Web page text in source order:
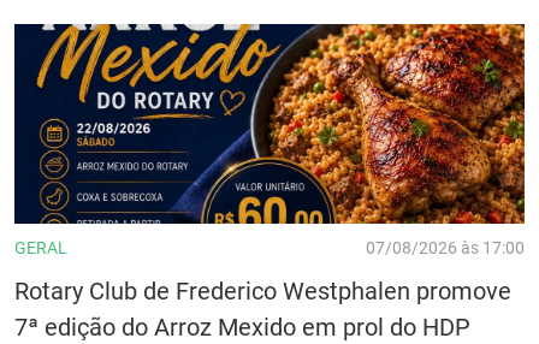
GERAL 07/08/2026 às 17:00
Rotary Club de Frederico Westphalen promove
7ª edição do Arroz Mexido em prol do HDP